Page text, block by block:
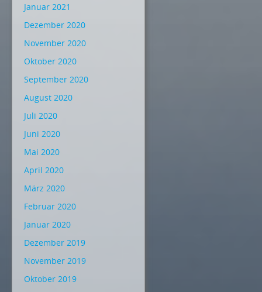
Januar 2021
Dezember 2020
November 2020
Oktober 2020
September 2020
August 2020
Juli 2020
Juni 2020
Mai 2020
April 2020
März 2020
Februar 2020
Januar 2020
Dezember 2019
November 2019
Oktober 2019